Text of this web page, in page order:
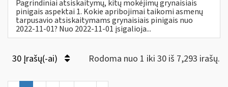
Pagrindiniai atsiskaitymų, kitų mokėjimų grynaisiais
pinigais aspektai 1. Kokie apribojimai taikomi asmenų
tarpusavio atsiskaitymams grynaisiais pinigais nuo
2022-11-01? Nuo 2022-11-01 įsigalioja...
30 Įrašų(-ai) Rodoma nuo 1 iki 30 iš 7,293 irašų.